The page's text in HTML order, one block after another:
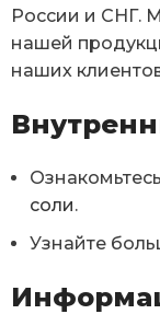
России и СНГ.
нашей
наших
соли.
Узнайте